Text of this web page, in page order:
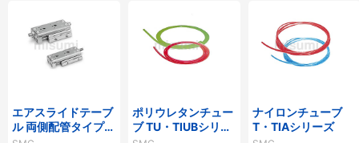
エアスライドテーブ
ル 両側配管タイプ/
ポリウレタンチュー
ブ TU・TIUBシリー
ナイロンチューブ
T・TIAシリーズ